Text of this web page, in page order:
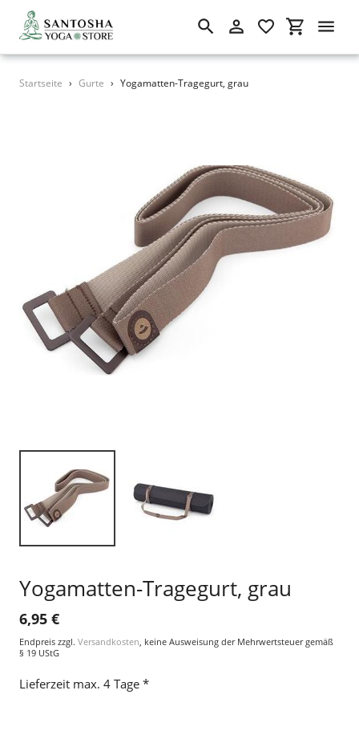
Direkt
SuchenEinloggen
Startseite › Gurte › Yogamatten-Tragegurt, grau
Yogamatten-Tragegurt, grau
6,95 €
Endpreis zzgl. Versandkosten , keine Ausweisung der Mehrwertsteuer gemäß
§ 19 UStG
Lieferzeit max. 4 Tage *